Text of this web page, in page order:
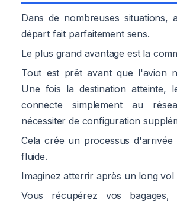
Dans de nombreuses situations,
départ fait parfaitement sens.
Le plus grand avantage est la
Tout est prêt avant que l'avion
Une fois la destination atteinte,
connecte simplement au
nécessiter de configuration
Cela crée un processus d'arrivée
fluide.
Imaginez atterrir après un long vol
Vous récupérez vos bagages,